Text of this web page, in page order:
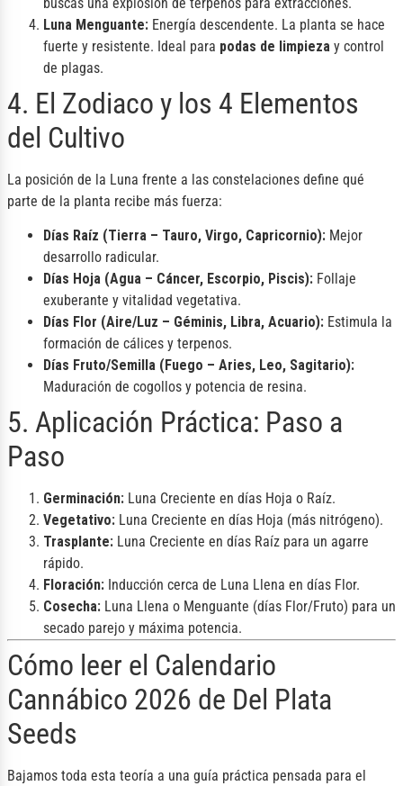
Luna Menguante: Energía descendente. La planta se hace
fuerte y resistente. Ideal para podas de limpieza y control
de plagas.
4. El Zodiaco y los 4 Elementos
del Cultivo
La posición de la Luna frente a las constelaciones define qué
parte de la planta recibe más fuerza:
Días Raíz (Tierra – Tauro, Virgo, Capricornio): Mejor
desarrollo radicular.
Días Hoja (Agua – Cáncer, Escorpio, Piscis): Follaje
exuberante y vitalidad vegetativa.
Días Flor (Aire/Luz – Géminis, Libra, Acuario): Estimula la
formación de cálices y terpenos.
Días Fruto/Semilla (Fuego – Aries, Leo, Sagitario):
Maduración de cogollos y potencia de resina.
5. Aplicación Práctica: Paso a
Paso
Germinación: Luna Creciente en días Hoja o Raíz.
Vegetativo: Luna Creciente en días Hoja (más nitrógeno).
Trasplante: Luna Creciente en días Raíz para un agarre
rápido.
Floración: Inducción cerca de Luna Llena en días Flor.
Cosecha: Luna Llena o Menguante (días Flor/Fruto) para un
secado parejo y máxima potencia.
Cómo leer el Calendario
Cannábico 2026 de Del Plata
Seeds
Bajamos toda esta teoría a una guía práctica pensada para el